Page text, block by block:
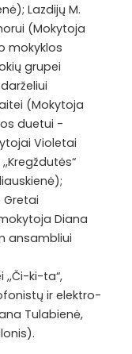
Lazdijų M.
(Mokytoja
mokyklos
grupei
(Mokytoja
duetui -
Violetai
Diana
ansambliui
,,Či-ki-ta“,
ir elektro-
Tulabienė,